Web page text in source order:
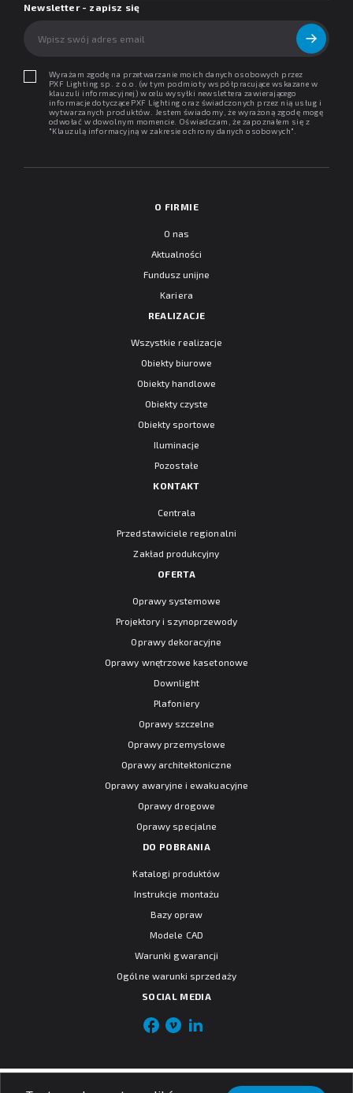
Newsletter - zapisz się
Wyrażam zgodę na przetwarzanie moich danych osobowych przez
PXF Lighting sp. z o.o. (w tym podmioty współpracujące wskazane w
klauzuli informacyjnej) w celu wysyłki newslettera zawierającego
informacje dotyczące PXF Lighting oraz świadczonych przez nią usług i
wytwarzanych produktów. Jestem świadomy, że wyrażoną zgodę mogę
odwołać w dowolnym momencie. Oświadczam, że zapoznałem się z
"Klauzulą informacyjną w zakresie ochrony danych osobowych".
O FIRMIE
O nas
Aktualności
Fundusz unijne
Kariera
REALIZACJE
Wszystkie realizacje
Obiekty biurowe
Obiekty handlowe
Obiekty czyste
Obiekty sportowe
Iluminacje
Pozostałe
KONTAKT
Centrala
Przedstawiciele regionalni
Zakład produkcyjny
OFERTA
Oprawy systemowe
Projektory i szynoprzewody
Oprawy dekoracyjne
Oprawy wnętrzowe kasetonowe
Downlight
Plafoniery
Oprawy szczelne
Oprawy przemysłowe
Oprawy architektoniczne
Oprawy awaryjne i ewakuacyjne
Oprawy drogowe
Oprawy specjalne
DO POBRANIA
Katalogi produktów
Instrukcje montażu
Bazy opraw
Modele CAD
Warunki gwarancji
Ogólne warunki sprzedaży
SOCIAL MEDIA
© PXF Lighting sp. z o.o.